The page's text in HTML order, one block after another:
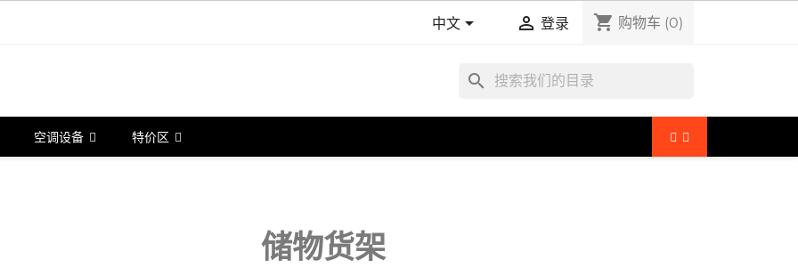
中文  登录 shopping_cart 购物车 (0)
search
空调设备 特价区
储物货架